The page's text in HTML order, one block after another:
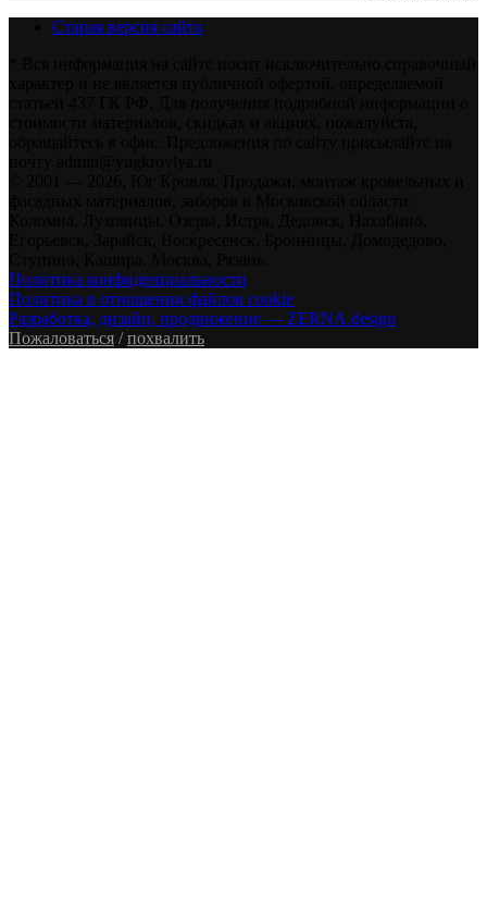
Старая версия сайта
Политика конфиденциальности
Политика в отношении файлов cookie
Разработка, дизайн, продвижение — ZERNA.design
Пожаловаться /похвалить